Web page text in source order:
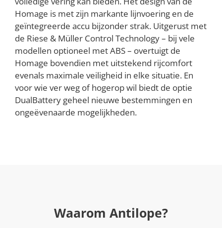
Homage is met zijn markante lijnvoering en de
geïntegreerde accu bijzonder strak. Uitgerust met
de Riese & Müller Control Technology – bij vele
modellen optioneel met ABS – overtuigt de
Homage bovendien met uitstekend rijcomfort
evenals maximale veiligheid in elke situatie. En
voor wie ver weg of hogerop wil biedt de optie
DualBattery geheel nieuwe bestemmingen en
ongeëvenaarde mogelijkheden.
Waarom Antilope?